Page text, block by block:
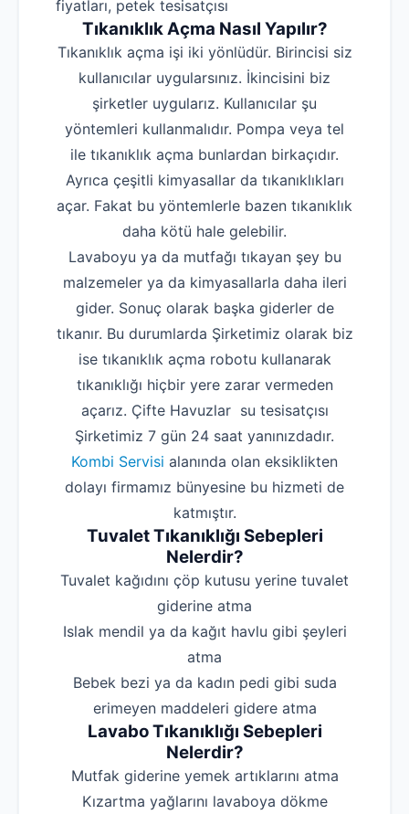
fiyatları, petek tesisatçısı
Tıkanıklık Açma Nasıl Yapılır?
Tıkanıklık açma işi iki yönlüdür. Birincisi siz
kullanıcılar uygularsınız. İkincisini biz
şirketler uygularız. Kullanıcılar şu
yöntemleri kullanmalıdır. Pompa veya tel
ile tıkanıklık açma bunlardan birkaçıdır.
Ayrıca çeşitli kimyasallar da tıkanıklıkları
açar. Fakat bu yöntemlerle bazen tıkanıklık
daha kötü hale gelebilir.
Lavaboyu ya da mutfağı tıkayan şey bu
malzemeler ya da kimyasallarla daha ileri
gider. Sonuç olarak başka giderler de
tıkanır. Bu durumlarda Şirketimiz olarak biz
ise tıkanıklık açma robotu kullanarak
tıkanıklığı hiçbir yere zarar vermeden
açarız. Çifte Havuzlar su tesisatçısı
Şirketimiz 7 gün 24 saat yanınızdadır.
Kombi Servisi alanında olan eksiklikten
dolayı firmamız bünyesine bu hizmeti de
katmıştır.
Tuvalet Tıkanıklığı Sebepleri
Nelerdir?
‌Tuvalet kağıdını çöp kutusu yerine tuvalet
giderine atma
‌Islak mendil ya da kağıt havlu gibi şeyleri
atma
‌Bebek bezi ya da kadın pedi gibi suda
erimeyen maddeleri gidere atma
Lavabo Tıkanıklığı Sebepleri
Nelerdir?
‌Mutfak giderine yemek artıklarını atma
‌Kızartma yağlarını lavaboya dökme